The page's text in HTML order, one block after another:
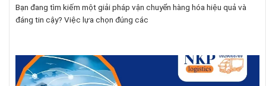
Bạn đang tìm kiếm một giải pháp vận chuyển hàng hóa hiệu quả và
đáng tin cậy? Việc lựa chọn đúng các